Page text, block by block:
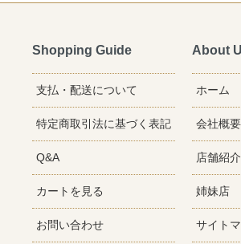
Shopping Guide
支払・配送について
特定商取引法に基づく表記
Q&A
カートを見る
お問い合わせ
About
ホーム
会社概要
店舗紹介
姉妹店
サイト